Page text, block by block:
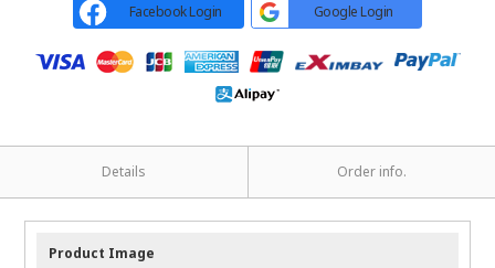
Facebook Login Google Login
Details Order info.
Product Image